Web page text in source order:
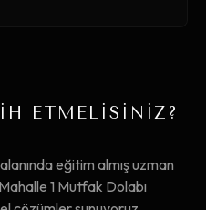
ETMELİSİNİZ?
eğitim almış uzman
1 Mutfak Dolabı